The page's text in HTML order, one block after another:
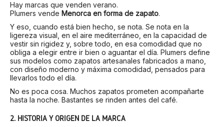
Hay marcas que venden verano.
Plumers vende Menorca en forma de zapato.
Y eso, cuando está bien hecho, se nota. Se nota en la
ligereza visual, en el aire mediterráneo, en la capacidad de
vestir sin rigidez y, sobre todo, en esa comodidad que no
obliga a elegir entre ir bien o aguantar el día. Plumers define
sus modelos como zapatos artesanales fabricados a mano,
con diseño moderno y máxima comodidad, pensados para
llevarlos todo el día.
No es poca cosa. Muchos zapatos prometen acompañarte
hasta la noche. Bastantes se rinden antes del café.
2. HISTORIA Y ORIGEN DE LA MARCA